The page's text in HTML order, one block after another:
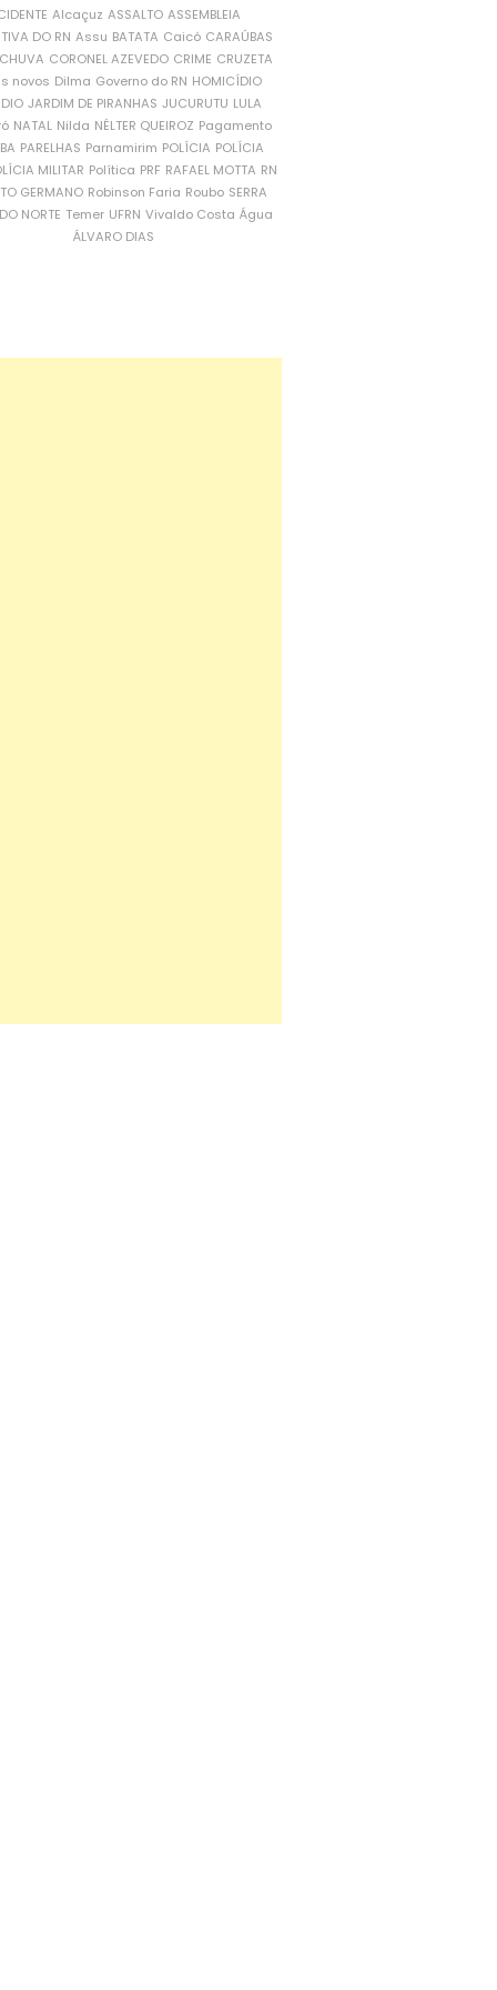
Alcaçuz ASSALTO ASSEMBLEIA
DO RN Assu BATATA Caicó CARAÚBAS
CORONEL AZEVEDO CRIME CRUZETA
novos Dilma Governo do RN HOMICÍDIO
JARDIM DE PIRANHAS JUCURUTU LULA
NATAL Nilda NÉLTER QUEIROZ Pagamento
PARELHAS Parnamirim POLÍCIA POLÍCIA
MILITAR Política PRF RAFAEL MOTTA RN
GERMANO Robinson Faria Roubo SERRA
NORTE Temer UFRN Vivaldo Costa Água
ÁLVARO DIAS